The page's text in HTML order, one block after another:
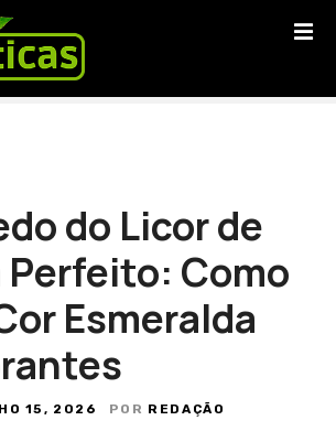
do Licor de
Como
Esmeralda
15, 2026 POR REDAÇÃO